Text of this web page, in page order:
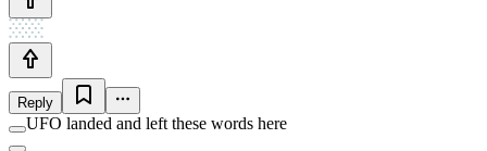
Reply
UFO landed and left these words here